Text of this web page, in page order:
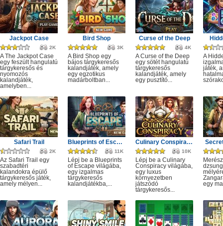
Jackpot Case
2K
A The Jackpot Case
egy feszült hangulatú
tárgykeresős és
nyomozós
kalandjáték,
amelyben...
Bird Shop
3K
A Bird Shop egy
bájos tárgykeresős
kalandjáték, amely
egy egzotikus
madárboltban...
Curse of the Deep
4K
A Curse of the Deep
egy sötét hangulatú
tárgykeresős
kalandjáték, amely
egy pusztító...
A
játék,
Safari Trail
2K
Az Safari Trail egy
szabadtéri
kalandokra épülő
tárgykeresős játék,
amely mélyen...
Blueprints of Escape
11K
Lépj be a Blueprints
of Escape világába,
egy izgalmas
tárgykeresős
kalandjátékba,...
Culinary Conspiracy
10K
Lépj be a Culinary
Conspiracy világába,
egy luxus
környezetben
játszódó
tárgykeresős...
egy